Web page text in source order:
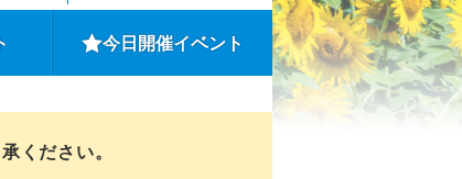
今日開催イベント
ください。